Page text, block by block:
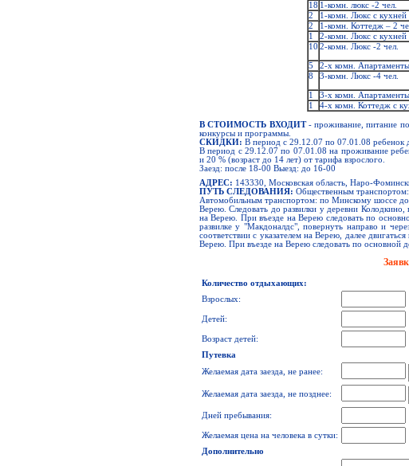
18 1-комн. люкс -2 чел.
2
1-комн. Люкс с кухней
2
1-комн. Коттедж – 2
1
2-комн. Люкс с кухней
10 2-комн. Люкс -2 чел.
5
2-х комн.
8
3-комн. Люкс -4 чел.
1
3-х комн.
1
4-х комн. Коттедж с
В СТОИМОСТЬ ВХОДИТ- проживание, питание по
конкурсы и программы.
СКИДКИ: В период с 29.12.07 по 07.01.08 ребенок
В период с 29.12.07 по 07.01.08 на проживание
и 20 % (возраст до 14 лет) от тарифа взрослого.
Заезд: после 18-00 Выезд: до 16-00
АДРЕС: 143330, Московская область, Наро-
ПУТЬ СЛЕДОВАНИЯ: Общественным транспортом:
Автомобильным транспортом: по Минскому шоссе до
Верею. Следовать до развилки у деревни Колодкино,
на Верею. При въезде на Верею следовать по
развилке у "Макдоналдс", повернуть направо и
соответствии с указателем на Верею, далее
Верею. При въезде на Верею следовать по основной
Количество отдыхающих:
Взрослых:
Детей:
Возраст детей:
Путевка
Желаемая дата заезда, не ранее:
Желаемая дата заезда, не позднее:
Дней пребывания:
Желаемая цена на человека в сутки:
Дополнительно